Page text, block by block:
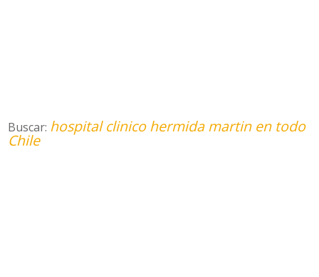
Buscar: hospital clinico hermida martin en todo
Chile